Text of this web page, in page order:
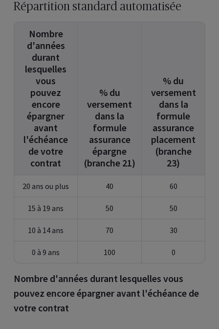
Répartition standard automatisée
Nombre
d'années
durant
lesquelles
vous
pouvez
encore
épargner
avant
l'échéance
de votre
contrat
% du
versement
dans la
formule
assurance
épargne
(branche 21)
% du
versement
dans la
formule
assurance
placement
(branche
23)
20 ans ou plus 40 60
15 à 19 ans 50 50
10 à 14 ans 70 30
0 à 9 ans 100 0
Nombre d'années durant lesquelles vous
pouvez encore épargner avant l'échéance de
votre contrat